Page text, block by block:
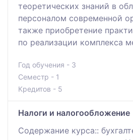
теоретических знаний в
персоналом современной
также приобретение
по реализации комплекса
Год обучения - 3
Семестр - 1
Кредитов - 5
Налоги и налогообложение
Содержание курса::